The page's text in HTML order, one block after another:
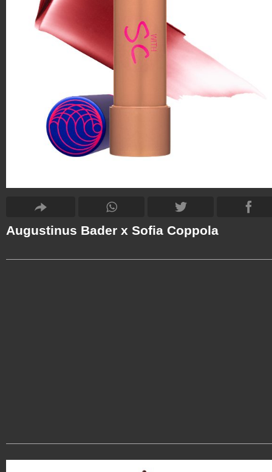
Augustinus Bader x Sofia Coppola